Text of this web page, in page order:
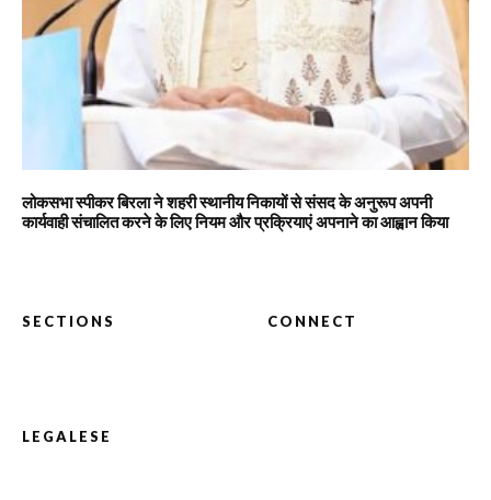
लोकसभा स्पीकर बिरला ने शहरी स्थानीय निकायों से संसद के अनुरूप अपनी
कार्यवाही संचालित करने के लिए नियम और प्रक्रियाएं अपनाने का आह्वान किया
SECTIONS CONNECT
LEGALESE